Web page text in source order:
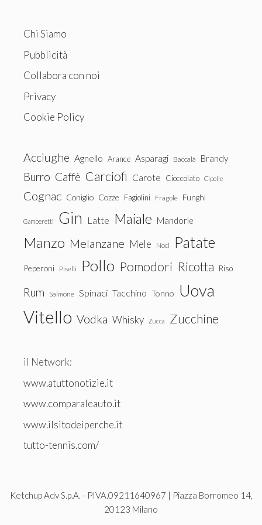
Chi Siamo
Pubblicità
Collabora con noi
Privacy
Cookie Policy
Acciughe Agnello Arance Asparagi Baccalà Brandy
Burro Caffè Carciofi Carote Cioccolato Cipolle
Cognac Coniglio Cozze Fagiolini Fragole Funghi
Gamberetti Gin Latte Maiale Mandorle
Manzo Melanzane Mele Noci Patate
Peperoni Piselli Pollo Pomodori Ricotta Riso
Rum Salmone Spinaci Tacchino Tonno Uova
Vitello Vodka Whisky Zucca Zucchine
il Network:
www.atuttonotizie.it
www.comparaleauto.it
www.ilsitodeiperche.it
tutto-tennis.com/
Ketchup Adv S.p.A. - PIVA.09211640967 | Piazza Borromeo 14,
20123 Milano